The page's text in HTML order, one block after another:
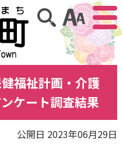
アクセ
サイト内検索
福祉計画・介護
ケート調査結果
公開日 2023年06月29日